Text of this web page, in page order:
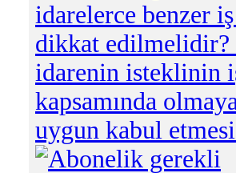
idarelerce benzer
dikkat edilmelidir?
idarenin isteklinin
kapsamında
uygun kabul